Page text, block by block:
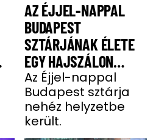
AZ ÉJJEL-NAPPAL
BUDAPEST
SZTÁRJÁNAK ÉLETE
EGY HAJSZÁLON
LÓGOTT – SÖTÉT
IDŐSZAKBÓL
MENEKÜLT MEG A
SZTÁRAPUKA
Az Éjjel-nappal
Budapest sztárja
nehéz helyzetbe
került.